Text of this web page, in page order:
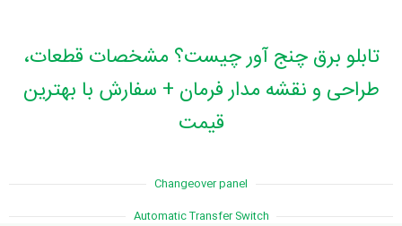
تابلو برق چنج آور چیست؟ مشخصات قطعات،
طراحی و نقشه مدار فرمان + سفارش با بهترین
قیمت
Changeover panel
Automatic Transfer Switch